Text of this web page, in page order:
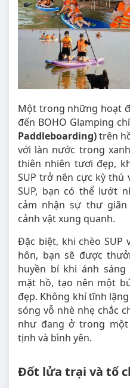
Một trong những hoạt
đến BOHO Glamping
Paddleboarding)trên
với làn nước trong
thiên nhiên tươi đẹp,
SUP trở nên cực kỳ thú
SUP, bạn có thể lướt
cảm nhận sự thư
cảnh vật xung quanh.
Đặc biệt, khi chèo SUP
hôn, bạn sẽ được
huyền bí khi ánh
mặt hồ, tạo nên một
đẹp. Không khí tĩnh
sóng vỗ nhè nhẹ chắc
như đang ở trong
tịnh và bình yên.
Đốt lửa trại và tổ